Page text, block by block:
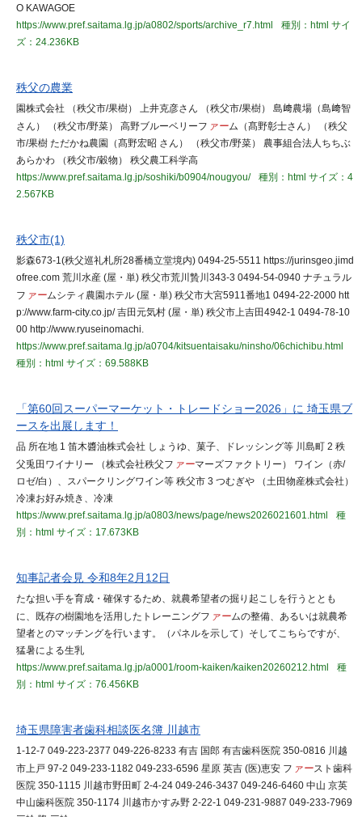
O KAWAGOE
https://www.pref.saitama.lg.jp/a0802/sports/archive_r7.html
種別：html サイ
ズ：24.236KB
秩父の農業
園株式会社 （秩父市/果樹） 上井克彦さん （秩父市/果樹） 島﨑農場（島﨑智
さん） （秩父市/野菜） 高野ブルーベリーフ ァーム（髙野彰士さん） （秩父
市/果樹 ただかね農園（髙野宏昭 さん） （秩父市/野菜） 農事組合法人ちちぶ
あらかわ （秩父市/穀物） 秩父農工科学高
https://www.pref.saitama.lg.jp/soshiki/b0904/nougyou/
種別：html サイズ：4
2.567KB
秩父市(1)
影森673-1(秩父巡礼札所28番橋立堂境内) 0494-25-5511 https://jurinsgeo.jimd
ofree.com 荒川水産 (屋・単) 秩父市荒川贄川343-3 0494-54-0940 ナチュラル
フ ァームシティ農園ホテル (屋・単) 秩父市大宮5911番地1 0494-22-2000 htt
p://www.farm-city.co.jp/ 吉田元気村 (屋・単) 秩父市上吉田4942-1 0494-78-10
00 http://www.ryuseinomachi.
https://www.pref.saitama.lg.jp/a0704/kitsuentaisaku/ninsho/06chichibu.html
種別：html サイズ：69.588KB
「第60回スーパーマーケット・トレードショー2026」に 埼玉県ブ
ースを出展します！
品 所在地 1 笛木醬油株式会社 しょうゆ、菓子、ドレッシング等 川島町 2 秩
父兎田ワイナリー （株式会社秩父フ ァーマーズファクトリー） ワイン（赤/
ロゼ/白）、スパークリングワイン等 秩父市 3 つむぎや （土田物産株式会社）
冷凍お好み焼き、冷凍
https://www.pref.saitama.lg.jp/a0803/news/page/news2026021601.html
種
別：html サイズ：17.673KB
知事記者会見 令和8年2月12日
たな担い手を育成・確保するため、就農希望者の掘り起こしを行うととも
に、既存の樹園地を活用したトレーニングフ ァームの整備、あるいは就農希
望者とのマッチングを行います。（パネルを示して）そしてこちらですが、
猛暑による生乳
https://www.pref.saitama.lg.jp/a0001/room-kaiken/kaiken20260212.html
種
別：html サイズ：76.456KB
埼玉県障害者歯科相談医名簿 川越市
1-12-7 049-223-2377 049-226-8233 有吉 国郎 有吉歯科医院 350-0816 川越
市上戸 97-2 049-233-1182 049-233-6596 星原 英吉 (医)恵安 フ ァースト歯科
医院 350-1115 川越市野田町 2-4-24 049-246-3437 049-246-6460 中山 京英
中山歯科医院 350-1174 川越市かすみ野 2-22-1 049-231-9887 049-233-7969